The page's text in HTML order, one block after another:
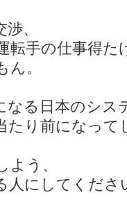
、
転手の仕事得た
。
なる日本のシス
たり前になって
う、
人にしてくださ